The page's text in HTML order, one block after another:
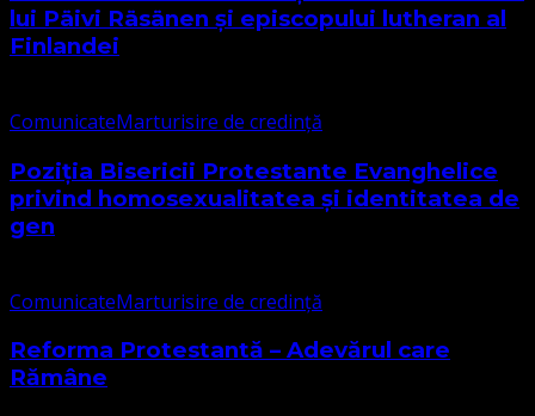
lui Päivi Räsänen și episcopului lutheran al
Finlandei
ComunicateMarturisire de credință
Poziția Bisericii Protestante Evanghelice
privind homosexualitatea și identitatea de
gen
ComunicateMarturisire de credință
Reforma Protestantă – Adevărul care
Rămâne